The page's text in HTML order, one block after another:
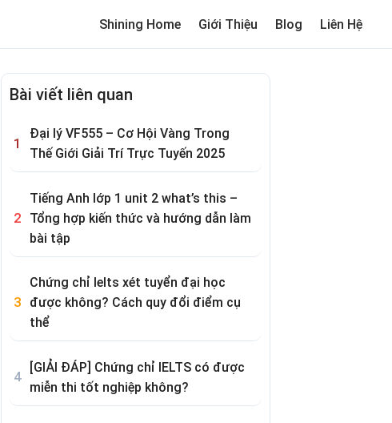
Shining Home Giới Thiệu Blog Liên Hệ
MemeReview trường cho bé
Bài viết liên quan
Đại lý VF555 – Cơ Hội Vàng Trong
Thế Giới Giải Trí Trực Tuyến 2025
Tiếng Anh lớp 1 unit 2 what’s this –
Tổng hợp kiến thức và hướng dẫn làm
bài tập
Chứng chỉ Ielts xét tuyển đại học
được không? Cách quy đổi điểm cụ
thể
[GIẢI ĐÁP] Chứng chỉ IELTS có được
miễn thi tốt nghiệp không?